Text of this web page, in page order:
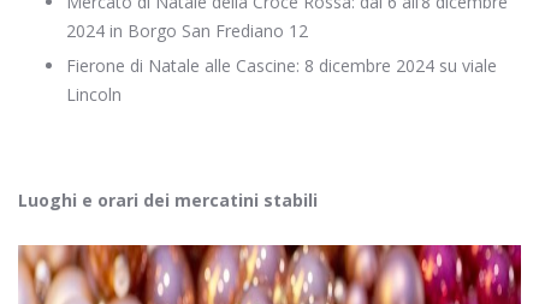
2024 in Borgo San Frediano 12
Fierone di Natale alle Cascine: 8 dicembre 2024 su viale
Lincoln
Luoghi e orari dei mercatini stabili